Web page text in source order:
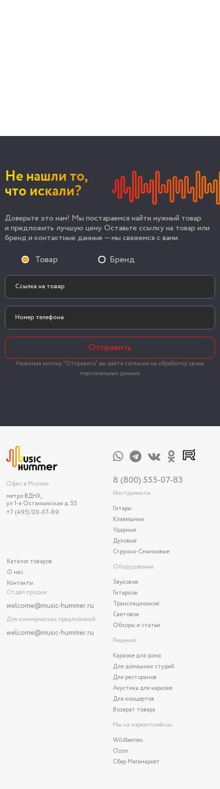
Не нашли то,
что искали?
Доверьте это нам! Мы постараемся найти нужный товар
и предложить лучшую цену. Оставьте ссылку на товар или
бренд и контактные данные — мы свяжемся с вами.
Товар Бренд
Отправить
Нажимая кнопку "Отправить" вы даёте согласие на обработку своих
персональных данных
Офис в Москве:
метро ВДНХ,
ул 1-я Останкинская д. 55
+7 (495) 120-07-89
Каталог товаров
О нас
Контакты
Отдел продаж
welcome@music-hummer.ru
Для коммерческих предложений
welcome@music-hummer.ru
8 (800) 555-07-83
Инструменты
Гитары
Клавишные
Ударные
Духовые
Струнно-Смычковые
Оборудование
Звуковое
Гитарное
Трансляционное
Световое
Обзоры и статьи
Решения
Караоке для дома
Для домашних студий
Для ресторанов
Акустика для караоке
Для концертов
Возврат товара
Мы на маркетплейсах
Wildberries
Ozon
Сбер Мегамаркет